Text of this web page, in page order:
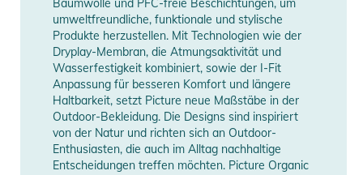
komfortable Bewegungsfreiheit. Das ergonomische Design an
Taille und Knien verbessert den Tragekomfort und ermöglicht
ungehinderte Bewegungsabläufe beim Skitourengehen.
Praktische Schneegamaschen halten den Schnee effektiv ab
und schützen die Beine vor Schnee und Nässe.
Eingrifftaschen mit unter Klappen verborgenen
Reißverschlüssen und Oberschenkeltaschen mit
Baumwolle und PFC-freie Beschichtungen, um
umweltfreundliche, funktionale und stylische
Produkte herzustellen. Mit Technologien wie der
Dryplay-Membran, die Atmungsaktivität und
Wasserfestigkeit kombiniert, sowie der I-Fit
Anpassung für besseren Komfort und längere
Haltbarkeit, setzt Picture neue Maßstäbe in der
Outdoor-Bekleidung. Die Designs sind inspiriert
von der Natur und richten sich an Outdoor-
Enthusiasten, die auch im Alltag nachhaltige
Entscheidungen treffen möchten. Picture Organic